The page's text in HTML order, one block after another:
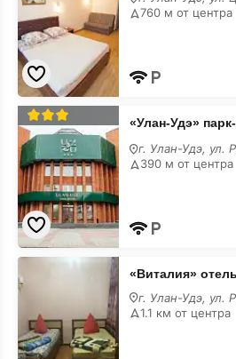
центре
760 м от центра
«Улан-
Удэ»
парк-
отель
в
центре
«Улан-Удэ»
г. Улан-Удэ, ул.
390 м от центра
«Виталия»
отель
в
«Виталия» отель
1.1 км от центра